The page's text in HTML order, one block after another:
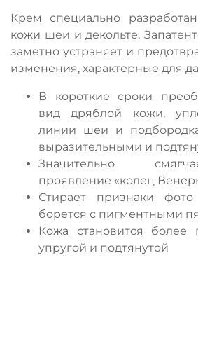
Крем специально
кожи шеи и декольте.
заметно устраняет и
изменения, характерные для
В короткие сроки
вид дряблой кожи,
линии шеи и
выразительными и
Значительно
проявление «колец
Стирает признаки
борется с пигментными
Кожа становится более
упругой и подтянутой